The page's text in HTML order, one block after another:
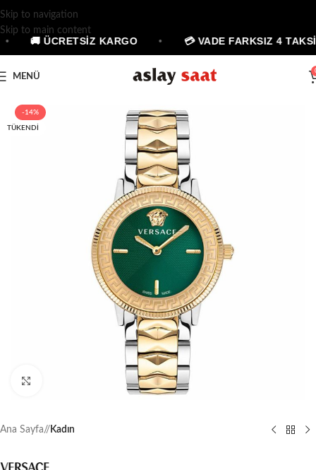
Skip to navigation
Skip to main content
🚚 ÜCRETSİZ KARGO 💳 VADE FARKSIZ 4
MENÜ
-14%
TÜKENDI
Büyütmek için tıklayın
Ana Sayfa/ Kadın